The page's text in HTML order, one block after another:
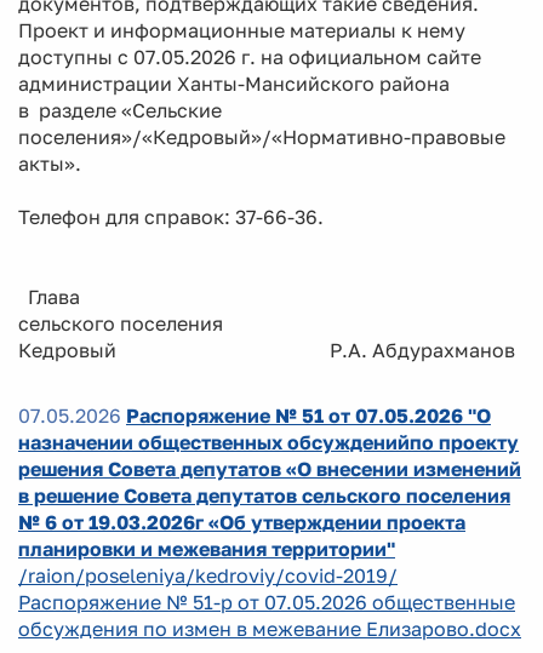
Проект и информационные материалы к нему
доступны с 07.05.2026 г. на официальном сайте
администрации Ханты-Мансийского района
в разделе «Сельские
поселения»/«Кедровый»/«Нормативно-правовые
акты».
Телефон для справок: 37-66-36.
Глава
сельского поселения
Кедровый Р.А. Абдурахманов
07.05.2026 Распоряжение № 51 от 07.05.2026 "О
назначении общественных обсужденийпо проекту
решения Совета депутатов «О внесении изменений
в решение Совета депутатов сельского поселения
№ 6 от 19.03.2026г «Об утверждении проекта
планировки и межевания территории"
/raion/poseleniya/kedroviy/covid-2019/
Распоряжение № 51-р от 07.05.2026 общественные
обсуждения по измен в межевание Елизарово.docx